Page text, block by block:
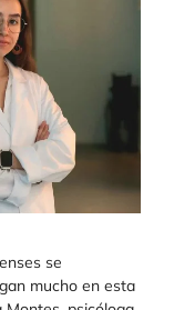
se
mucho en esta